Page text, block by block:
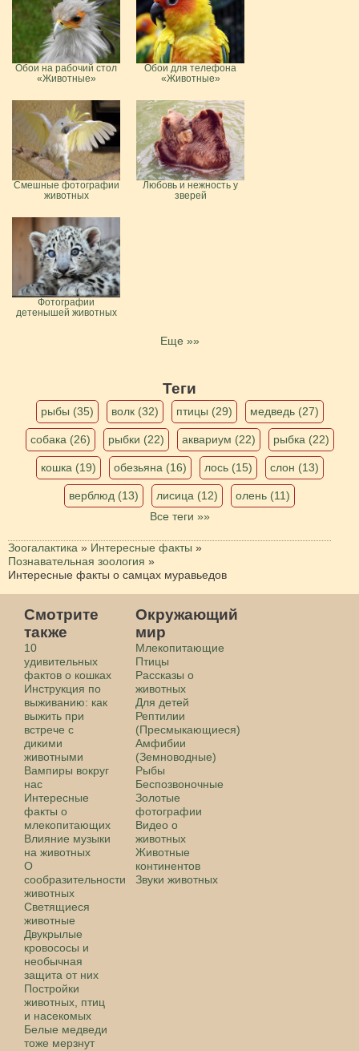
Обои на рабочий стол
«Животные»
Обои для телефона
«Животные»
Смешные фотографии
животных
Любовь и нежность у
зверей
Фотографии
детенышей животных
Еще »»
Теги
рыбы (35) волк (32) птицы (29) медведь (27)
собака (26) рыбки (22) аквариум (22) рыбка (22)
кошка (19) обезьяна (16) лось (15) слон (13)
верблюд (13) лисица (12)
олень (11)
Все теги »»
Зоогалактика » Интересные факты »
Познавательная зоология »
Интересные факты о самцах муравьедов
Смотрите
также
10
удивительных
фактов о кошках
Инструкция по
выживанию: как
выжить при
встрече с
дикими
животными
Вампиры вокруг
нас
Интересные
факты о
млекопитающих
Влияние музыки
на животных
О
сообразительности
животных
Светящиеся
животные
Двукрылые
кровососы и
необычная
защита от них
Постройки
животных, птиц
и насекомых
Белые медведи
тоже мерзнут
Окружающий
мир
Млекопитающие
Птицы
Рассказы о
животных
Для детей
Рептилии
(Пресмыкающиеся)
Амфибии
(Земноводные)
Рыбы
Беспозвоночные
Золотые
фотографии
Видео о
животных
Животные
континентов
Звуки животных